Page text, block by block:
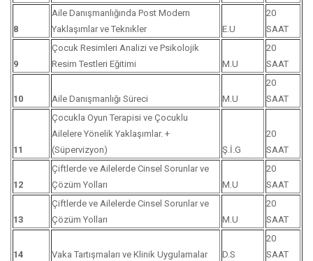
8
Aile Danışmanlığında Post Modern
Yaklaşımlar ve Teknıkler
E.U
20
SAAT
9
Çocuk Resimleri Analizi ve Psikolojik
Resim Testleri Eğitimi
M.U
20
SAAT
10 Aile Danışmanlığı Süreci M.U
20
SAAT
11
Çocukla Oyun Terapisi ve Çocuklu
Ailelere Yönelik Yaklaşımlar. +
(Süpervizyon)
Ş.İ.G
20
SAAT
12
Çiftlerde ve Ailelerde Cinsel Sorunlar ve
Çözüm Yolları
M.U
20
SAAT
13
Çiftlerde ve Ailelerde Cinsel Sorunlar ve
Çözüm Yolları
M.U
20
SAAT
14 Vaka Tartışmaları ve Klinik Uygulamalar D.S
20
SAAT